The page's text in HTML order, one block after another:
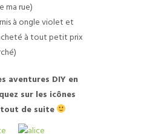
ma rue)
à ongle violet et
à tout petit prix
aventures DIY en
sur les icônes
de suite